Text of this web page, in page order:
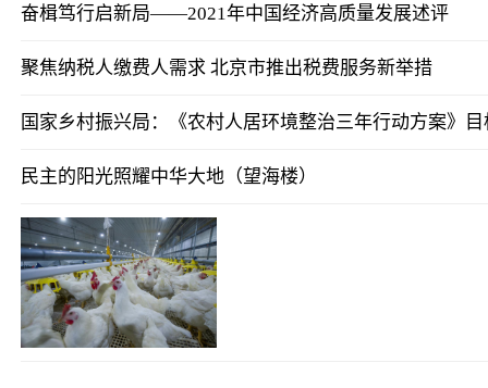
奋楫笃行启新局——2021年中国经济高质量发展述评
聚焦纳税人缴费人需求 北京市推出税费服务新举措
国家乡村振兴局：《农村人居环境整治三年行动方案》
民主的阳光照耀中华大地（望海楼）